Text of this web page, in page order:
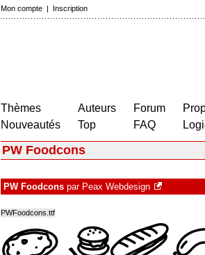
Mon compte | Inscription
Thèmes
Nouveautés
Auteurs
Top
Forum
FAQ
PW Foodcons
PW Foodcons par Peax Webdesign
PWFoodcons.ttf